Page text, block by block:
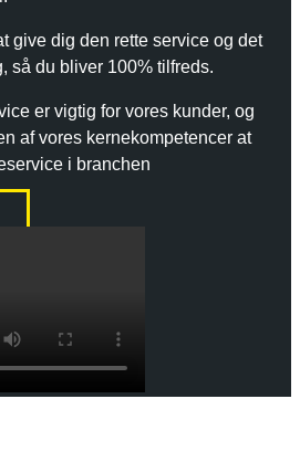
give dig den rette service og det
så du bliver 100% tilfreds.
er vigtig for vores kunder, og
af vores kernekompetencer at
i branchen